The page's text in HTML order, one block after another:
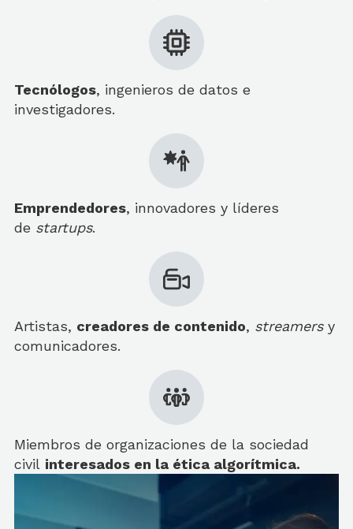
Tecnólogos, ingenieros de datos e
investigadores.
Emprendedores, innovadores y líderes
de startups.
Artistas, creadores de contenido, streamersy
comunicadores.
Miembros de organizaciones de la sociedad
civil interesados en la ética algorítmica.